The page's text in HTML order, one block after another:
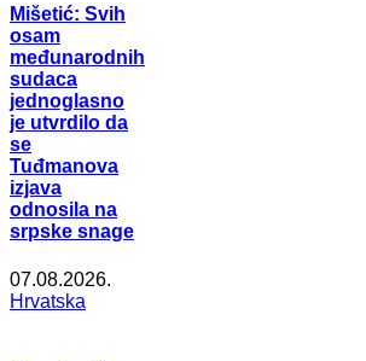
Mišetić: Svih
osam
međunarodnih
sudaca
jednoglasno
je utvrdilo da
se
Tuđmanova
izjava
odnosila na
srpske snage
07.08.2026.
Hrvatska